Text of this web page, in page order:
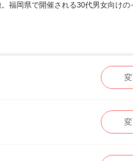
岡県で開催される30代男女向けの